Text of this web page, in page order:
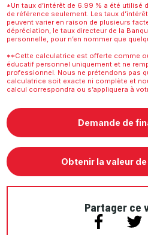
*Un taux d’intérêt de 6.99 % a été utilisé
de référence seulement. Les taux
peuvent varier en raison de plusieurs
dépréciation, le taux directeur de la
personnelle, pour n’en nommer que
**Cette calculatrice est offerte comme
éducatif personnel uniquement et ne
professionnel. Nous ne prétendons pas
calculatrice soit exacte ni complète et
calcul correspondra ou s’appliquera à
Demande de
Obtenir la valeur
Partager ce